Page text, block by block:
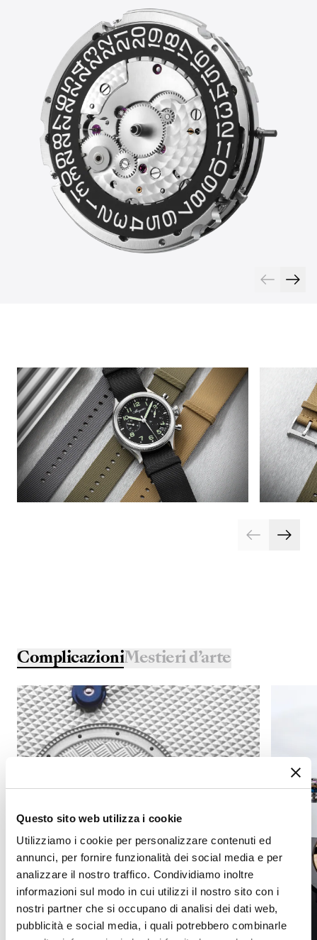
Questo sito web utilizza i cookie
Utilizziamo i cookie per personalizzare contenuti ed
annunci, per fornire funzionalità dei social media e per
analizzare il nostro traffico. Condividiamo inoltre
informazioni sul modo in cui utilizzi il nostro sito con i
nostri partner che si occupano di analisi dei dati web,
pubblicità e social media, i quali potrebbero combinarle
ComplicazioniMestieri d’arte